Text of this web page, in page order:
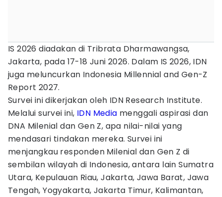
IS 2026 diadakan di Tribrata Dharmawangsa,
Jakarta, pada 17-18 Juni 2026. Dalam IS 2026, IDN
juga meluncurkan Indonesia Millennial and Gen-Z
Report 2027.
Survei ini dikerjakan oleh IDN Research Institute.
Melalui survei ini, IDN Media menggali aspirasi dan
DNA Milenial dan Gen Z, apa nilai-nilai yang
mendasari tindakan mereka. Survei ini
menjangkau responden Milenial dan Gen Z di
sembilan wilayah di Indonesia, antara lain Sumatra
Utara, Kepulauan Riau, Jakarta, Jawa Barat, Jawa
Tengah, Yogyakarta, Jakarta Timur, Kalimantan,